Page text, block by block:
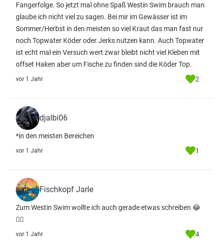
Fangerfolge. So jetzt mal ohne Spaß Westin Swim brauch man
glaube ich nicht viel zu sagen. Bei mir im Gewässer ist im
Sommer/Herbst in den meisten so viel Kraut das man fast nur
noch Topwater Köder oder Jerks nutzen kann. Auch Topwater
ist echt mal ein Versuch wert zwar bleibt nicht viel Kleben mit
offset Haken aber um Fische zu finden sind die Köder Top.
vor 1 Jahr 2
djalbi06
*in den meisten Bereichen
vor 1 Jahr 1
Fischkopf Jarle
Zum Westin Swim wollte ich auch gerade etwas schreiben 😂
👍🏻
vor 1 Jahr 4